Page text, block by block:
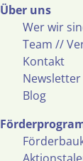
Über uns
Wer wir
Team //
Kontakt
Newsletter
Blog